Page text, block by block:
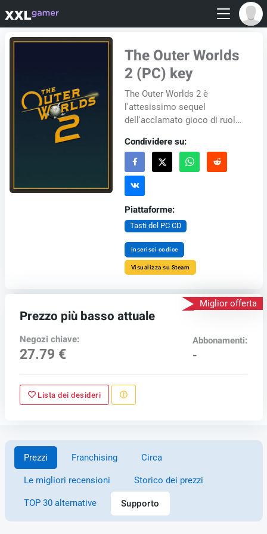
The Outer Worlds
2 (PC) key
The Outer Worlds 2 è
l'attesissimo sequel
dell'acclamato gioco di ruolo
persona di Obsidian
Entertainment. Preparati a
un'av...
Condividere su:
Piattaforme:
Tasti del PC CD
Inserisci codice
Visualizza su Steam
Miglior offerta
Prezzo più basso attuale
Negozi chiave:
27.79 €
Abbonamenti:
-
Lista dei desideri
Prezzi Franchising Circa
Le migliori recensioni Storico dei prezzi
TOP 30 alternative Supporto